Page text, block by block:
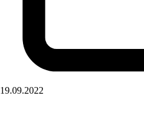
19.09.2022